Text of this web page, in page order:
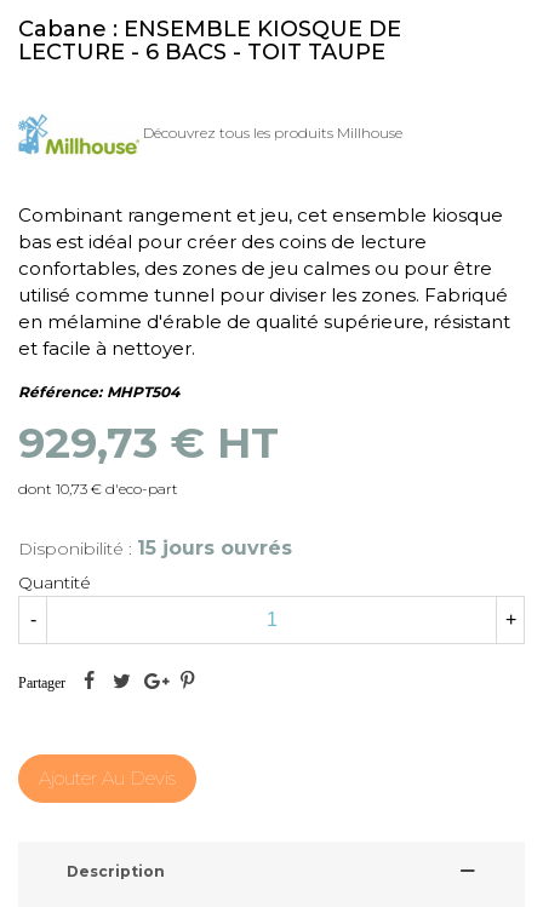
Cabane : ENSEMBLE KIOSQUE DE
LECTURE - 6 BACS - TOIT TAUPE
Découvrez tous les produits Millhouse
Combinant rangement et jeu, cet ensemble kiosque
bas est idéal pour créer des coins de lecture
confortables, des zones de jeu calmes ou pour être
utilisé comme tunnel pour diviser les zones. Fabriqué
en mélamine d'érable de qualité supérieure, résistant
et facile à nettoyer.
Référence: MHPT504
929,73 € HT
dont 10,73 € d'eco-part
Disponibilité : 15 jours ouvrés
Quantité
- +
Partager
Ajouter Au Devis
Description